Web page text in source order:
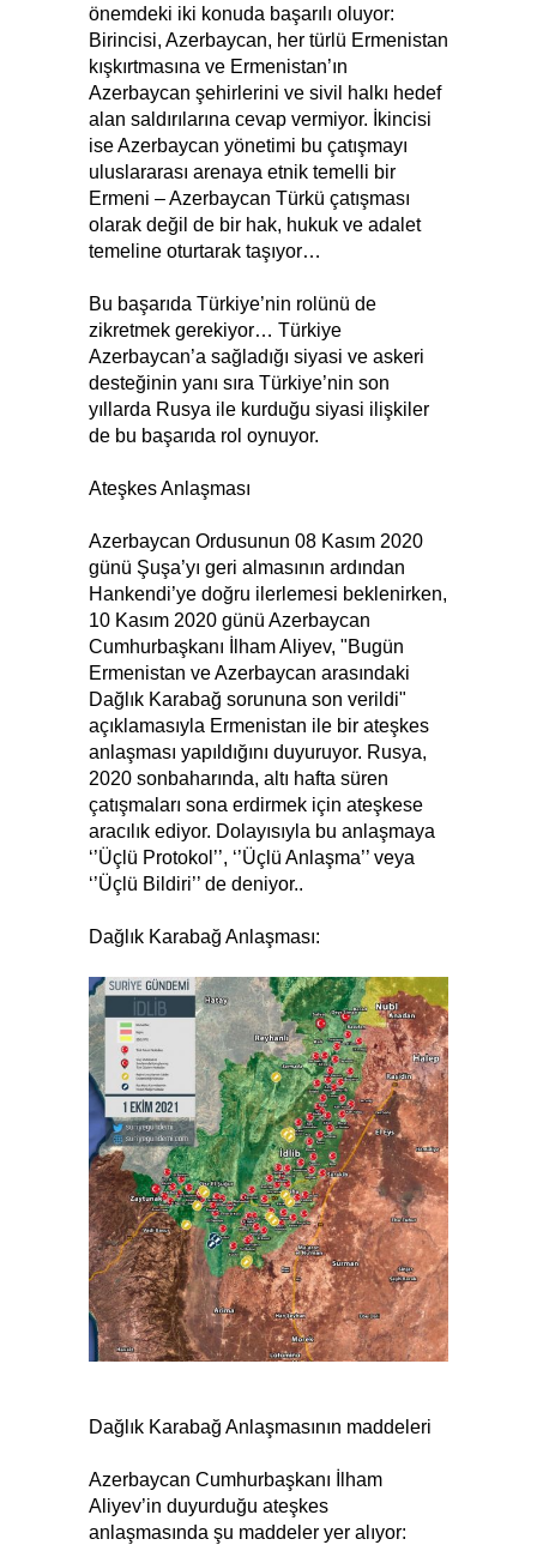
önemdeki iki konuda başarılı oluyor:
Birincisi, Azerbaycan, her türlü Ermenistan
kışkırtmasına ve Ermenistan’ın
Azerbaycan şehirlerini ve sivil halkı hedef
alan saldırılarına cevap vermiyor. İkincisi
ise Azerbaycan yönetimi bu çatışmayı
uluslararası arenaya etnik temelli bir
Ermeni – Azerbaycan Türkü çatışması
olarak değil de bir hak, hukuk ve adalet
temeline oturtarak taşıyor…
Bu başarıda Türkiye’nin rolünü de
zikretmek gerekiyor… Türkiye
Azerbaycan’a sağladığı siyasi ve askeri
desteğinin yanı sıra Türkiye’nin son
yıllarda Rusya ile kurduğu siyasi ilişkiler
de bu başarıda rol oynuyor.
Ateşkes Anlaşması
Azerbaycan Ordusunun 08 Kasım 2020
günü Şuşa’yı geri almasının ardından
Hankendi’ye doğru ilerlemesi beklenirken,
10 Kasım 2020 günü Azerbaycan
Cumhurbaşkanı İlham Aliyev, "Bugün
Ermenistan ve Azerbaycan arasındaki
Dağlık Karabağ sorununa son verildi"
açıklamasıyla Ermenistan ile bir ateşkes
anlaşması yapıldığını duyuruyor. Rusya,
2020 sonbaharında, altı hafta süren
çatışmaları sona erdirmek için ateşkese
aracılık ediyor. Dolayısıyla bu anlaşmaya
‘’Üçlü Protokol’’, ‘’Üçlü Anlaşma’’ veya
‘’Üçlü Bildiri’’ de deniyor..
Dağlık Karabağ Anlaşması:
Dağlık Karabağ Anlaşmasının maddeleri
Azerbaycan Cumhurbaşkanı İlham
Aliyev’in duyurduğu ateşkes
anlaşmasında şu maddeler yer alıyor: